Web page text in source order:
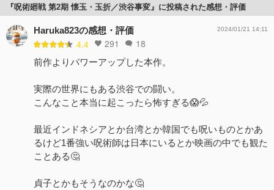
『呪術廻戦 第2期 懐玉・玉折／渋谷事変』に投稿された感想・評価
Haruka823の感想・評価
4.4 291 18
2024/01/21 14:11
前作よりパワーアップした本作。
実際の世界にもある渋谷での闘い。
こんなこと本当に起こったら怖すぎる😱💦
最近インドネシアとか台湾とか韓国でも呪いものとかあ
るけど1番強い呪術師は日本にいるとか映画の中でも観た
ことある🤔
貞子とかもそうなのかな🤔